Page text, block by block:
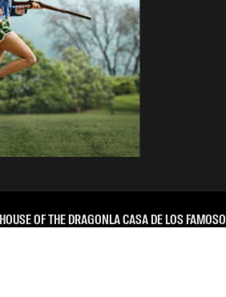
OF THE DRAGONLA CASA DE LOS